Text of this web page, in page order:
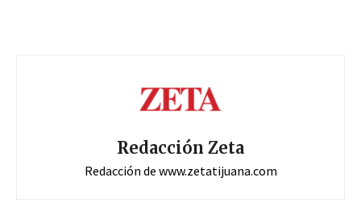
Redacción Zeta
Redacción de www.zetatijuana.com